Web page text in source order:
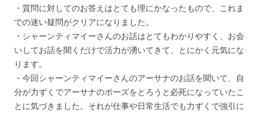
・質問に対してのお答えはとても理にかなったもので、これま
での迷い疑問がクリアになりました。
・シャーンティマイーさんのお話はとてもわかりやすく、お会
いしてお話を聞くだけで活力が湧いてきて、とにかく元気にな
ります。
・今回シャーンティマイーさんのアーサナのお話を聞いて、自
分が力ずくでアーサナのポーズをとろうと必死になっていたこ
とに気づきました。それが仕事や日常生活でも力ずくで強引に